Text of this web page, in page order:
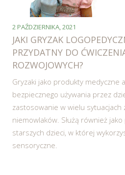
2 PAŹDZIERNIKA, 2021
JAKI GRYZAK
PRZYDATNY DO
ROZWOJOWYCH?
Gryzaki jako produkty medyczne
bezpiecznego używania przez
zastosowanie w wielu sytuacjach
niemowlaków. Służą również
starszych dzieci, w której
sensoryczne.